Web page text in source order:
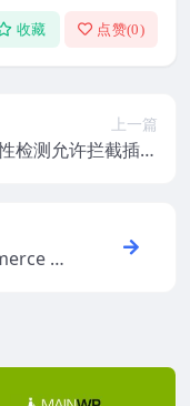
收藏 点赞(0)
上一篇
检测允许拦截插件
B